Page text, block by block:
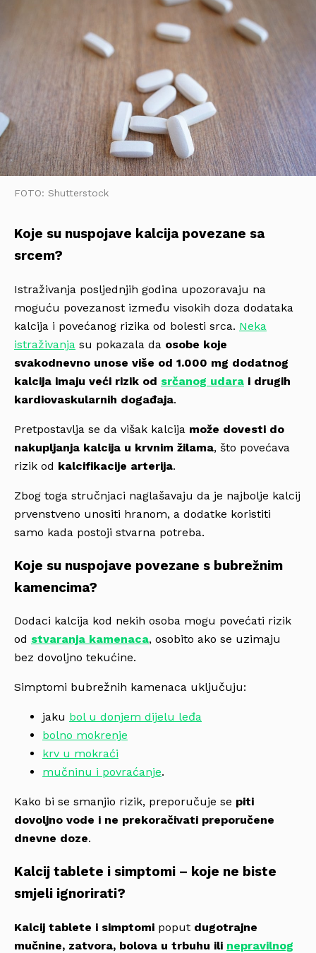
FOTO: Shutterstock
Koje su nuspojave kalcija povezane sa
srcem?
Istraživanja posljednjih godina upozoravaju na
moguću povezanost između visokih doza dodataka
kalcija i povećanog rizika od bolesti srca. Neka
istraživanja su pokazala da osobe koje
svakodnevno unose više od 1.000 mg dodatnog
kalcija imaju veći rizik od srčanog udara i drugih
kardiovaskularnih događaja.
Pretpostavlja se da višak kalcija može dovesti do
nakupljanja kalcija u krvnim žilama, što povećava
rizik od kalcifikacije arterija.
Zbog toga stručnjaci naglašavaju da je najbolje kalcij
prvenstveno unositi hranom, a dodatke koristiti
samo kada postoji stvarna potreba.
Koje su nuspojave povezane s bubrežnim
kamencima?
Dodaci kalcija kod nekih osoba mogu povećati rizik
od stvaranja kamenaca, osobito ako se uzimaju
bez dovoljno tekućine.
Simptomi bubrežnih kamenaca uključuju:
jaku bol u donjem dijelu leđa
bolno mokrenje
krv u mokraći
mučninu i povraćanje.
Kako bi se smanjio rizik, preporučuje se piti
dovoljno vode i ne prekoračivati preporučene
dnevne doze.
Kalcij tablete i simptomi – koje ne biste
smjeli ignorirati?
Kalcij tablete i simptomi poput dugotrajne
mučnine, zatvora, bolova u trbuhu ili nepravilnog